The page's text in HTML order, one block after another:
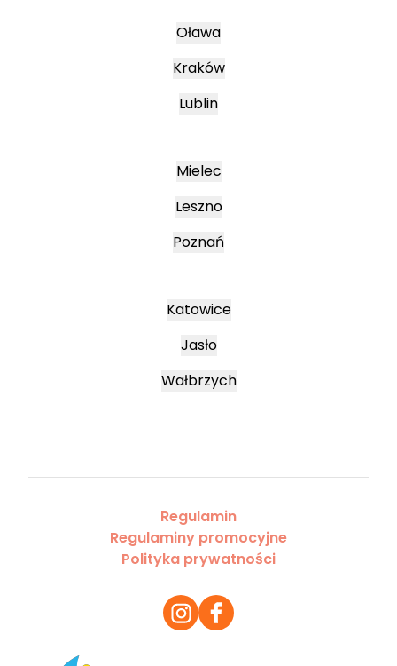
Oława
Kraków
Lublin
Mielec
Leszno
Poznań
Katowice
Jasło
Wałbrzych
Regulamin
Regulaminy promocyjne
Polityka prywatności